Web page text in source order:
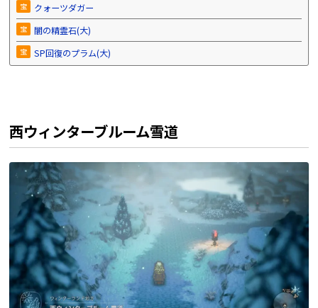
宝 クォーツダガー
宝 闇の精霊石(大)
宝 SP回復のプラム(大)
西ウィンターブルーム雪道